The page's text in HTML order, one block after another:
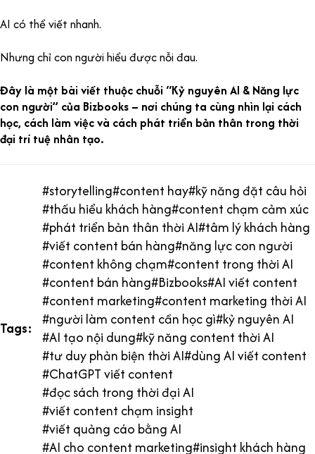
AI có thể viết nhanh.
Nhưng chỉ con người hiểu được nỗi đau.
Đây là một bài viết thuộc chuỗi “Kỷ nguyên AI & Năng lực
con người” của Bizbooks – nơi chúng ta cùng nhìn lại cách
học, cách làm việc và cách phát triển bản thân trong thời
đại trí tuệ nhân tạo.
Tags:
#storytelling#content hay#kỹ năng đặt câu hỏi
#thấu hiểu khách hàng#content chạm cảm xúc
#phát triển bản thân thời AI#tâm lý khách hàng
#viết content bán hàng#năng lực con người
#content không chạm#content trong thời AI
#content bán hàng#Bizbooks#AI viết content
#content marketing#content marketing thời AI
#người làm content cần học gì#kỷ nguyên AI
#AI tạo nội dung#kỹ năng content thời AI
#tư duy phản biện thời AI#dùng AI viết content
#ChatGPT viết content
#đọc sách trong thời đại AI
#viết content chạm insight
#viết quảng cáo bằng AI
#AI cho content marketing#insight khách hàng